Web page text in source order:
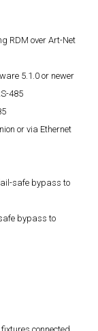
RDM over Art-Net
5.1.0 or newer
485
or via Ethernet
safe bypass to
bypass to